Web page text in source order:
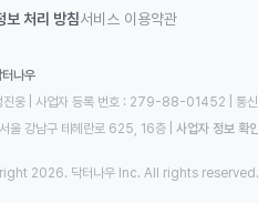
보 처리 방침서비스 이용약관
나우
진웅 | 사업자 등록 번호 : 279-88-01452 | 통
울 강남구 테헤란로 625, 16층
사업자 정보 확인
2026. 닥터나우 Inc. All rights reserved.